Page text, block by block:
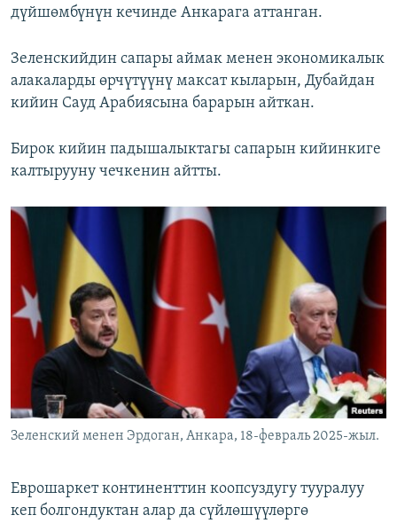
дүйшөмбүнүн кечинде Анкарага аттанган.
Зеленскийдин сапары аймак менен экономикалык
алакаларды өрчүтүүнү максат кыларын, Дубайдан
кийин Сауд Арабиясына барарын айткан.
Бирок кийин падышалыктагы сапарын кийинкиге
калтырууну чечкенин айтты.
Зеленский менен Эрдоган, Анкара, 18-февраль 2025-жыл.
Еврошаркет континенттин коопсуздугу тууралуу
кеп болгондуктан алар да сүйлөшүүлөргө